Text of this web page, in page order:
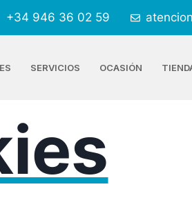
+34 946 36 02 59
SERVICIOS OCASIÓN